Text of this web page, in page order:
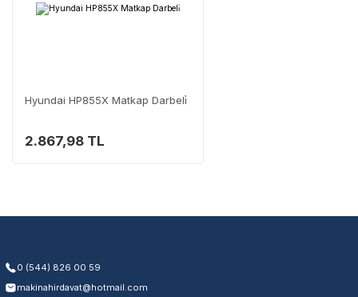
Hyundai HP855X Matkap Darbeli̇
2.867,98 TL
0 (544) 826 00 59
makinahirdavat@hotmail.com